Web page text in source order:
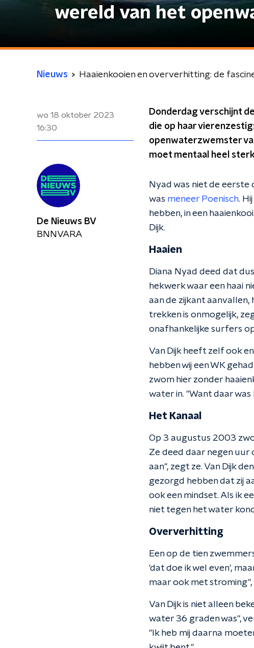
wereld van het
Nieuws Haaienkooien en oververhitting: de
wo 18 oktober 2023
16:30
Donderdag verschijnt
die op haar
openwaterzwemster
moet mentaal heel
Nyad was niet de eerste
was meneer Poenisch.
hebben, in een
Dijk.
Haaien
Diana Nyad deed dat
hekwerk waar een haai
aan de zijkant aanvallen,
trekken is onmogelijk,
onafhankelijke surfers
Van Dijk heeft zelf ook
hebben wij een WK
zwom hier zonder
water in. "Want daar was
Het Kanaal
Op 3 augustus 2003
Ze deed daar negen uur
aan", zegt ze. Van Dijk
gezorgd hebben dat zij
ook een mindset. Als ik
niet tegen het water
Oververhitting
Een op de tien
'dat doe ik wel even',
maar ook met stroming",
Van Dijk is niet alleen
water 36 graden was",
"Ik heb mij daarna
De Nieuws BV
BNNVARA